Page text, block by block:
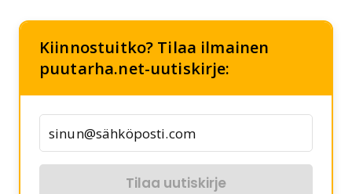
Kiinnostuitko? Tilaa ilmainen
puutarha.net-uutiskirje:
Tilaa uutiskirje